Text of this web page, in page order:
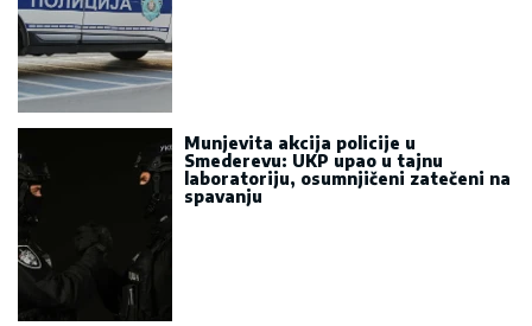
Munjevita akcija policije u
Smederevu: UKP upao u tajnu
laboratoriju, osumnjičeni zatečeni na
spavanju